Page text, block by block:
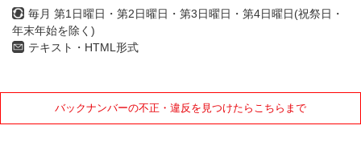
毎月 第1日曜日・第2日曜日・第3日曜日・第4日曜日(祝祭日・
年末年始を除く)
テキスト・HTML形式
バックナンバーの不正・違反を見つけたらこちらまで